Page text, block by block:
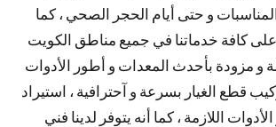
المناسبات و حتى أيام الحجر الصحي ، كما
كافة خدماتنا في جميع مناطق الكويت
و مزودة بأحدث المعدات و أطور الأدوات
قطع الغيار بسرعة و آحترافية ، استيراد
اللازمة ، كما أنه يتوفر لدينا فني